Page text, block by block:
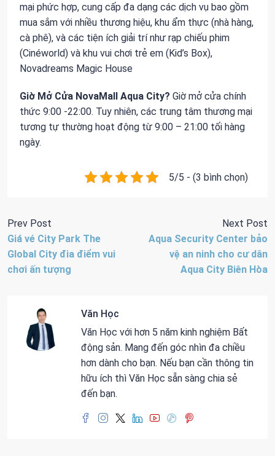
mại phức hợp, cung cấp đa dạng các dịch vụ bao gồm
mua sắm với nhiều thương hiệu, khu ẩm thực (nhà hàng,
cà phê), và các tiện ích giải trí như rạp chiếu phim
(Cinéworld) và khu vui chơi trẻ em (Kid’s Box),
Novadreams Magic House
Giờ Mở Cửa NovaMall Aqua City? Giờ mở cửa chính
thức 9:00 -22:00. Tuy nhiên, các trung tâm thương mại
tương tự thường hoạt động từ 9:00 – 21:00 tối hàng
ngày.
5/5 - (3 bình chọn)
Prev Post
Giá vé City Park The
Global City đia điểm vui
chơi ấn tượng
Next Post
Aqua Security Center bảo
vệ an ninh cho cư dân
Aqua City Biên Hòa
Văn Học
Văn Học với hơn 5 năm kinh nghiệm Bất
động sản. Mang đến góc nhìn đa chiều
hơn dành cho bạn. Nếu bạn cần thông tin
hữu ích thì Văn Học sẵn sàng chia sẻ
đến bạn.